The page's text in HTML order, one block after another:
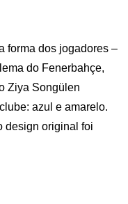
forma dos jogadores –
do Fenerbahçe,
Ziya Songülen
azul e amarelo.
design original foi